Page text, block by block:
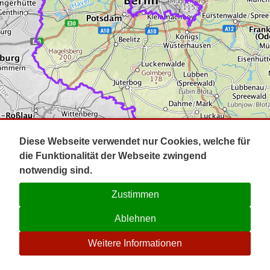
Impressum
Kontakt
☉
Diese Webseite verwendet nur Cookies, welche für
die Funktionalität der Webseite zwingend
notwendig sind.
Zustimmen
Ablehnen
Weitere Informationen